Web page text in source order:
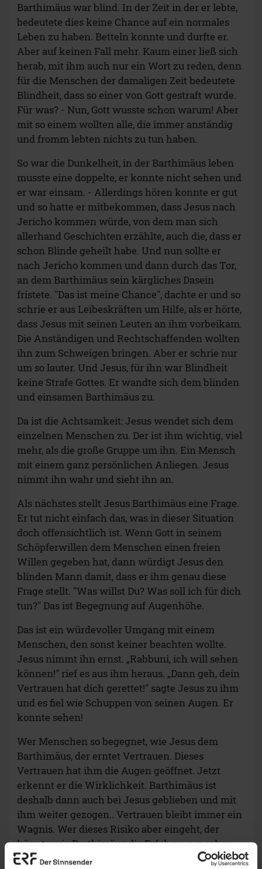
Barthimäus war blind. In der Zeit in der er lebte,
bedeutete dies keine Chance auf ein normales
Leben zu haben. Betteln konnte und durfte er.
Aber auf keinen Fall mehr. Kaum einer ließ sich
herab, mit ihm auch nur ein Wort zu reden, denn
für die Menschen der damaligen Zeit bedeutete
Blindheit, dass so einer von Gott gestraft wurde.
Für was? - Nun, Gott wusste schon warum! Aber
mit so einem wollten alle, die immer anständig
und fromm lebten nichts zu tun haben.
So war die Dunkelheit, in der Barthimäus leben
musste eine doppelte, er konnte nicht sehen und
er war einsam. - Allerdings hören konnte er gut
und so hatte er mitbekommen, dass Jesus nach
Jericho kommen würde, von dem man sich
allerhand Geschichten erzählte, auch die, dass er
schon Blinde geheilt habe. Und nun sollte er
nach Jericho kommen und dann durch das Tor,
an dem Barthimäus sein kärgliches Dasein
fristete. "Das ist meine Chance", dachte er und so
schrie er aus Leibeskräften um Hilfe, als er hörte,
dass Jesus mit seinen Leuten an ihm vorbeikam.
Die Anständigen und Rechtschaffenden wollten
ihn zum Schweigen bringen. Aber er schrie nur
um so lauter. Und Jesus, für ihn war Blindheit
keine Strafe Gottes. Er wandte sich dem blinden
und einsamen Barthimäus zu.
Da ist die Achtsamkeit: Jesus wendet sich dem
einzelnen Menschen zu. Der ist ihm wichtig, viel
mehr, als die große Gruppe um ihn. Ein Mensch
mit einem ganz persönlichen Anliegen. Jesus
nimmt ihn wahr und sieht ihn an.
Als nächstes stellt Jesus Barthimäus eine Frage.
Er tut nicht einfach das, was in dieser Situation
doch offensichtlich ist. Wenn Gott in seinem
Schöpferwillen dem Menschen einen freien
Willen gegeben hat, dann würdigt Jesus den
blinden Mann damit, dass er ihm genau diese
Frage stellt. "Was willst Du? Was soll ich für dich
tun?" Das ist Begegnung auf Augenhöhe.
Das ist ein würdevoller Umgang mit einem
Menschen, den sonst keiner beachten wollte.
Jesus nimmt ihn ernst. „Rabbuni, ich will sehen
können!" rief es aus ihm heraus. „Dann geh, dein
Vertrauen hat dich gerettet!" sagte Jesus zu ihm
und es fiel wie Schuppen von seinen Augen. Er
konnte sehen!
Wer Menschen so begegnet, wie Jesus dem
Barthimäus, der erntet Vertrauen. Dieses
Vertrauen hat ihm die Augen geöffnet. Jetzt
erkennt er die Wirklichkeit. Barthimäus ist
deshalb dann auch bei Jesus geblieben und mit
ihm weiter gezogen.. Vertrauen bleibt immer ein
Wagnis. Wer dieses Risiko aber eingeht, der
könnte wie Barthimäus die Erfahrung machen,
dass Vertrauen retten kann, gleich aus welcher